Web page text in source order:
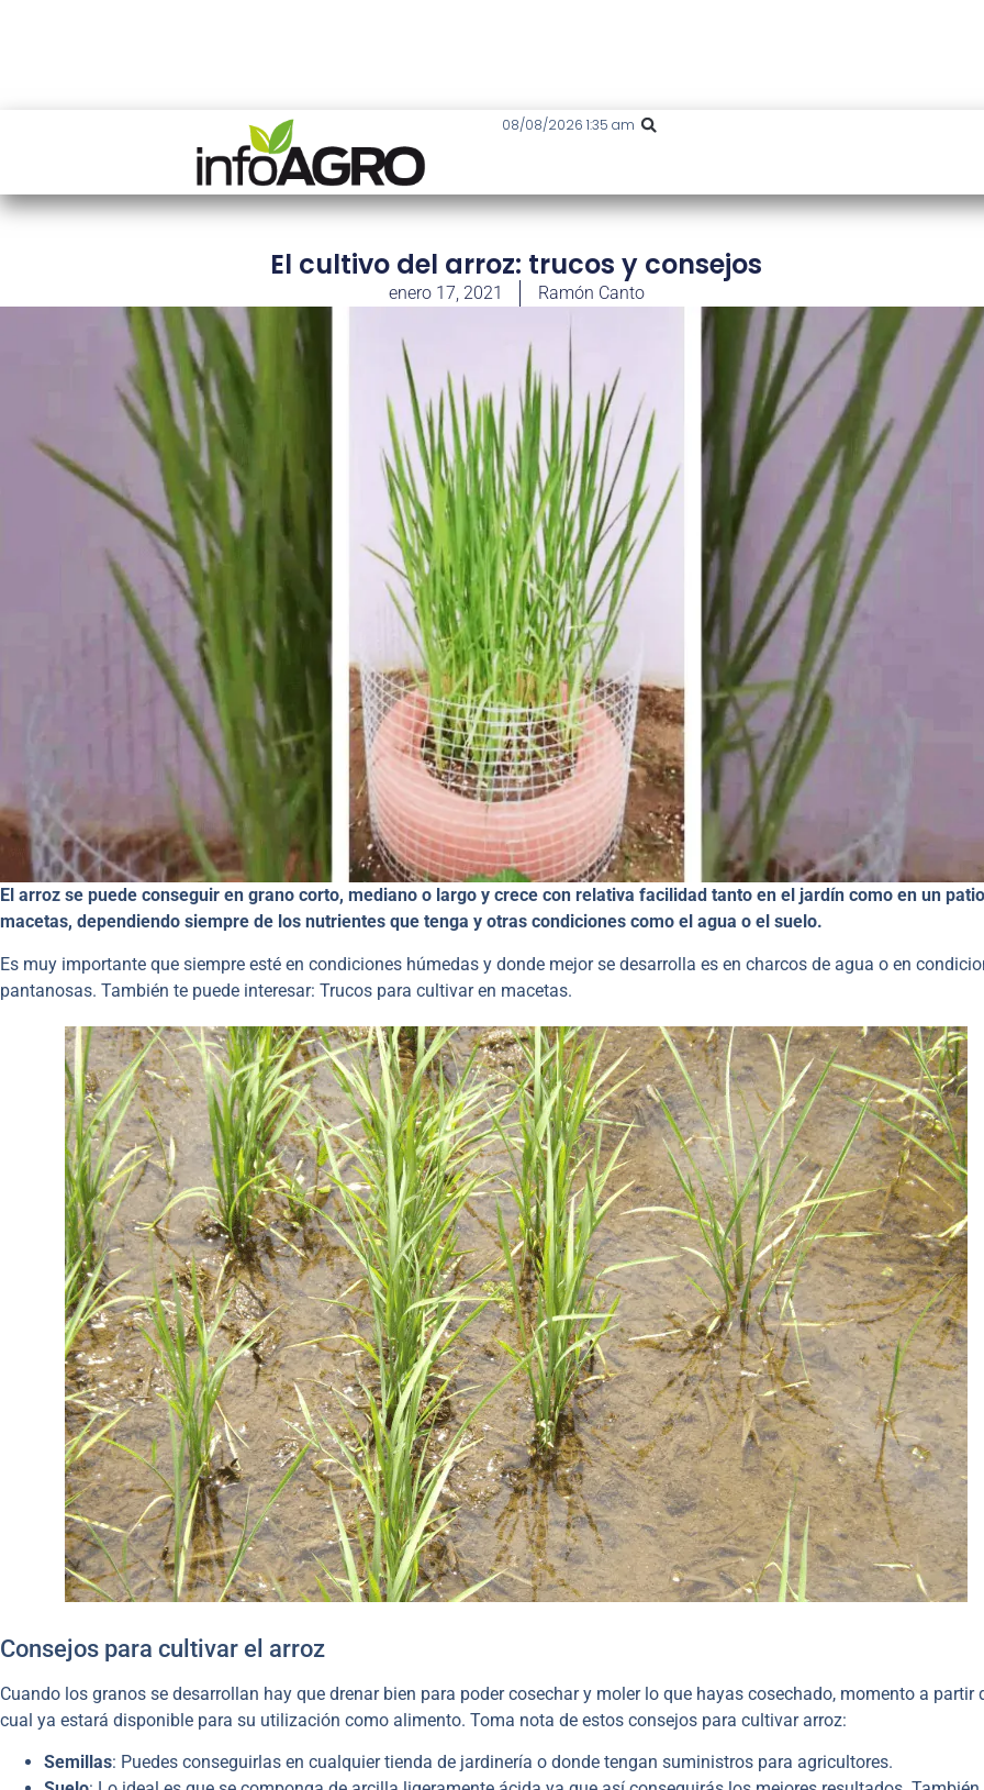
08/08/2026 1:35 am
El cultivo del arroz: trucos y consejos
enero 17, 2021 Ramón Canto
El arroz se puede conseguir en grano corto, mediano o largo y crece con relativa facilidad tanto en el jardín como en un
macetas, dependiendo siempre de los nutrientes que tenga y otras condiciones como el agua o el suelo.
Es muy importante que siempre esté en condiciones húmedas y donde mejor se desarrolla es en charcos de agua o en
pantanosas. También te puede interesar: Trucos para cultivar en macetas.
Consejos para cultivar el arroz
Cuando los granos se desarrollan hay que drenar bien para poder cosechar y moler lo que hayas cosechado, momento a partir
cual ya estará disponible para su utilización como alimento. Toma nota de estos consejos para cultivar arroz:
Semillas: Puedes conseguirlas en cualquier tienda de jardinería o donde tengan suministros para agricultores.